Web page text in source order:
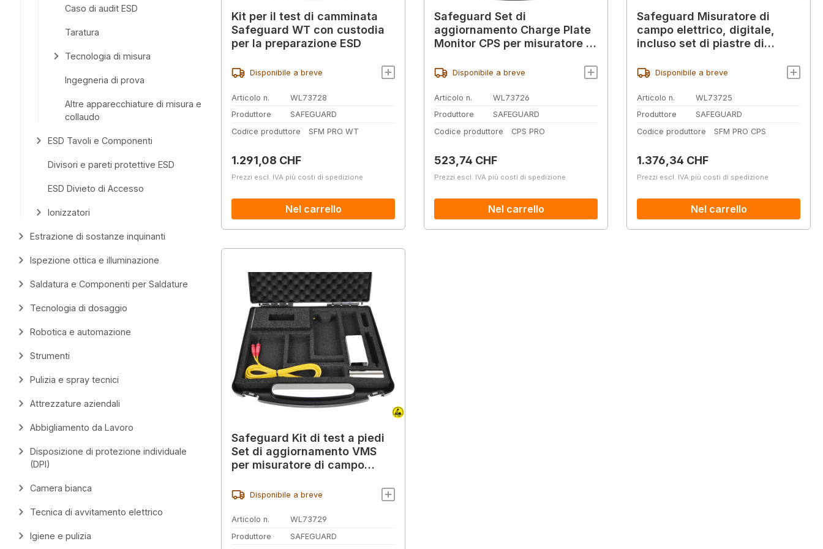
Caso di audit ESD
Taratura
Tecnologia di misura
Ingegneria di prova
Altre apparecchiature di misura e
collaudo
ESD Tavoli e Componenti
Divisori e pareti protettive ESD
ESD Divieto di Accesso
Ionizzatori
Estrazione di sostanze inquinanti
Ispezione ottica e illuminazione
Saldatura e Componenti per Saldature
Tecnologia di dosaggio
Robotica e automazione
Strumenti
Pulizia e spray tecnici
Attrezzature aziendali
Abbigliamento da Lavoro
Disposizione di protezione individuale
(DPI)
Camera bianca
Tecnica di avvitamento elettrico
Igiene e pulizia
Kit per il test di camminata
Safeguard WT con custodia
per la preparazione ESD
Disponibile a breve
Articolo n.
WL73728
Produttore
SAFEGUARD
Codice produttore
SFM PRO WT
Prezzo normale:
1.291,08 CHF
Prezzi escl. IVA più costi di spedizione
Nel carrello
Safeguard Set di
aggiornamento Charge Plate
Monitor CPS per misuratore di
Disponibile a breve
Articolo n.
WL73726
Produttore
SAFEGUARD
Codice produttore
CPS PRO
Prezzo normale:
523,74 CHF
Prezzi escl. IVA più costi di spedizione
Nel carrello
Safeguard Misuratore di
campo elettrico, digitale,
incluso set di piastre di
Disponibile a breve
Articolo n.
WL73725
Produttore
SAFEGUARD
Codice produttore
SFM PRO CPS
Prezzo normale:
1.376,34 CHF
Prezzi escl. IVA più costi di spedizione
Nel carrello
Safeguard Kit di test a piedi
Set di aggiornamento VMS
per misuratore di campo
Disponibile a breve
Articolo n.
WL73729
Produttore
SAFEGUARD